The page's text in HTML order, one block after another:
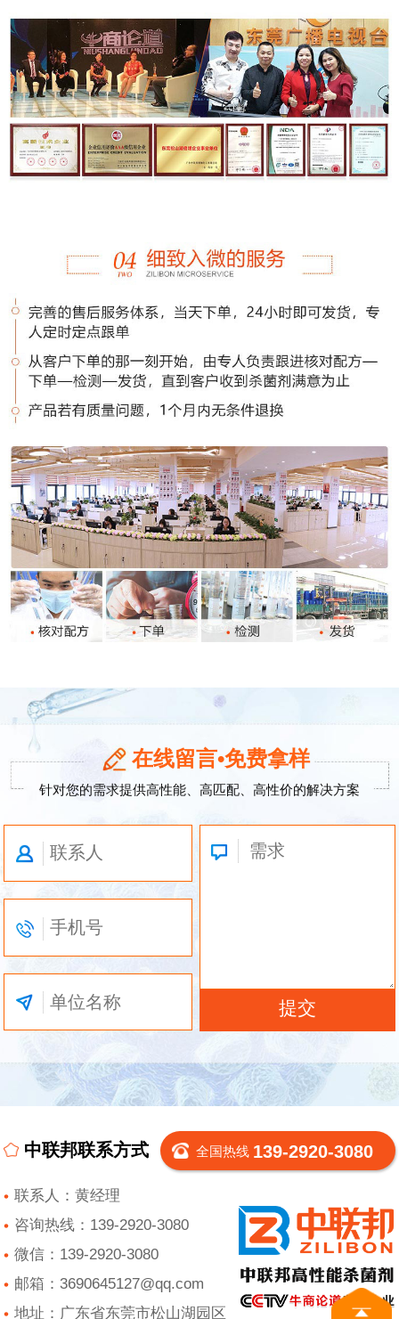
在线留言•免费拿样
针对您的需求提供高性能、高匹配、高性价的解决方案
中联邦联系方式 全国热线 139-2920-3080
联系人：黄经理
咨询热线：139-2920-3080
微信：139-2920-3080
邮箱：3690645127@qq.com
地址：广东省东莞市松山湖园区